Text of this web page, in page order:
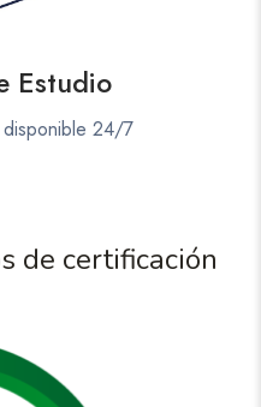
Estudio
24/7
de certificación